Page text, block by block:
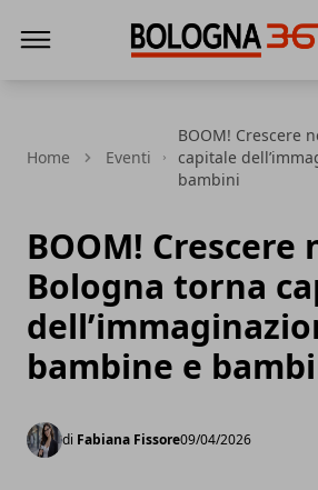
Home Eventi
BOOM! Crescere
capitale
bambini
BOOM! Crescere
Bologna torna
bambine e
di Fabiana Fissore09/04/2026